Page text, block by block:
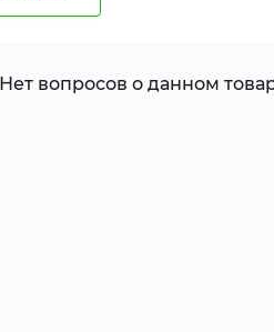
Нет вопросов о данном